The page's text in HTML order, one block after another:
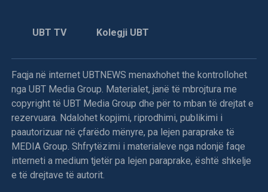
UBT TV Kolegji UBT
Faqja në internet UBTNEWS menaxhohet the kontrollohet
nga UBT Media Group. Materialet, janë të mbrojtura me
copyright të UBT Media Group dhe për to mban të drejtat e
rezervuara. Ndalohet kopjimi, riprodhimi, publikimi i
paautorizuar në çfarëdo mënyre, pa lejen paraprake të
MEDIA Group. Shfrytëzimi i materialeve nga ndonjë faqe
interneti a medium tjetër pa lejen paraprake, është shkelje
e të drejtave të autorit.